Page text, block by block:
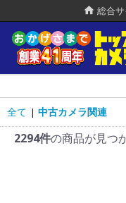
home 総合サ
全て | 中古カメラ関連
2294件の商品が見つ